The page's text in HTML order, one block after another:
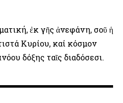
ἐκ γῆς ἀνεφάνη, σοῦ ἡ
Κυρίου, καί κόσμον
δόξης ταῖς διαδόσεσι.